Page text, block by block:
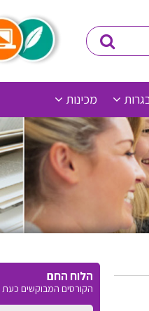
מכינות
הלוח החם
הקורסים המבוקשים כעת